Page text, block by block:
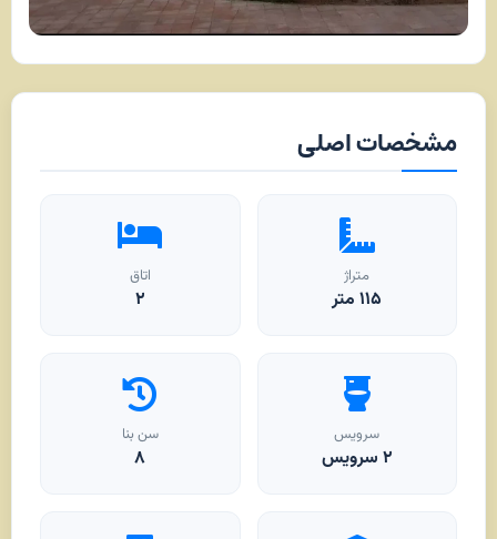
مشخصات اصلی
متراژ
۱۱۵متر
اتاق
۲
سرویس
۲ سرویس
سن بنا
۸